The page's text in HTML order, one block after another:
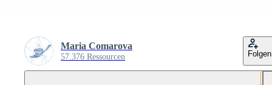
Maria Comarova
57.376 Ressourcen Folgen